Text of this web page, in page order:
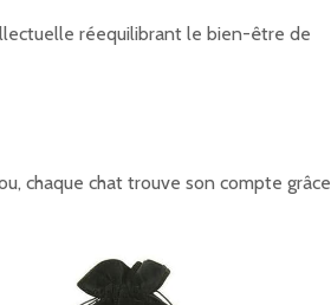
réequilibrant le bien-être de
chaque chat trouve son compte grâce